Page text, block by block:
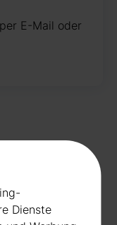
E-Mail oder
Dienste